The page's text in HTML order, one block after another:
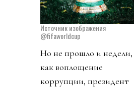
Источник изображения
@fifaworldcup
Но не прошло и недели,
как воплощение
коррупции, президент